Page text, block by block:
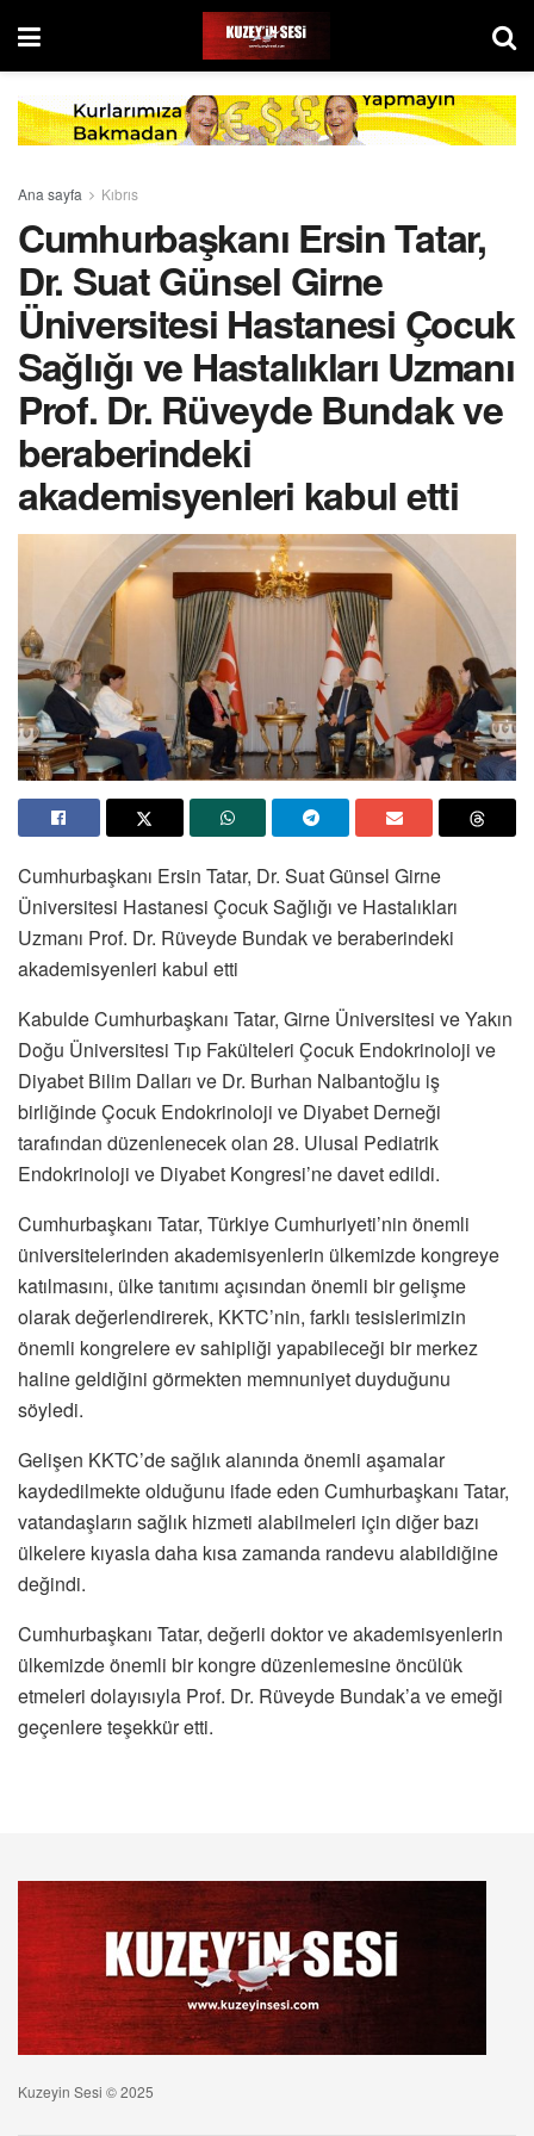
Ana sayfa Kıbrıs
Cumhurbaşkanı Ersin Tatar,
Dr. Suat Günsel Girne
Üniversitesi Hastanesi Çocuk
Sağlığı ve Hastalıkları Uzmanı
Prof. Dr. Rüveyde Bundak ve
beraberindeki
akademisyenleri kabul etti
Cumhurbaşkanı Ersin Tatar, Dr. Suat Günsel Girne
Üniversitesi Hastanesi Çocuk Sağlığı ve Hastalıkları
Uzmanı Prof. Dr. Rüveyde Bundak ve beraberindeki
akademisyenleri kabul etti
Kabulde Cumhurbaşkanı Tatar, Girne Üniversitesi ve Yakın
Doğu Üniversitesi Tıp Fakülteleri Çocuk Endokrinoloji ve
Diyabet Bilim Dalları ve Dr. Burhan Nalbantoğlu iş
birliğinde Çocuk Endokrinoloji ve Diyabet Derneği
tarafından düzenlenecek olan 28. Ulusal Pediatrik
Endokrinoloji ve Diyabet Kongresi’ne davet edildi.
Cumhurbaşkanı Tatar, Türkiye Cumhuriyeti’nin önemli
üniversitelerinden akademisyenlerin ülkemizde kongreye
katılmasını, ülke tanıtımı açısından önemli bir gelişme
olarak değerlendirerek, KKTC’nin, farklı tesislerimizin
önemli kongrelere ev sahipliği yapabileceği bir merkez
haline geldiğini görmekten memnuniyet duyduğunu
söyledi.
Gelişen KKTC’de sağlık alanında önemli aşamalar
kaydedilmekte olduğunu ifade eden Cumhurbaşkanı Tatar,
vatandaşların sağlık hizmeti alabilmeleri için diğer bazı
ülkelere kıyasla daha kısa zamanda randevu alabildiğine
değindi.
Cumhurbaşkanı Tatar, değerli doktor ve akademisyenlerin
ülkemizde önemli bir kongre düzenlemesine öncülük
etmeleri dolayısıyla Prof. Dr. Rüveyde Bundak’a ve emeği
geçenlere teşekkür etti.
Kuzeyin Sesi © 2025